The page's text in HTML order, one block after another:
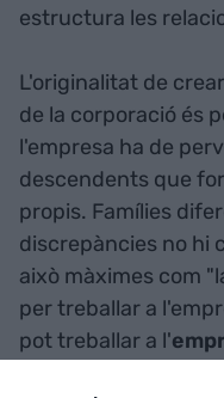
estructura les
L'originalitat de
de la corporació és
l'empresa ha de
descendents que
propis. Famílies
discrepàncies no hi
això màximes com
per treballar a
pot treballar a l'